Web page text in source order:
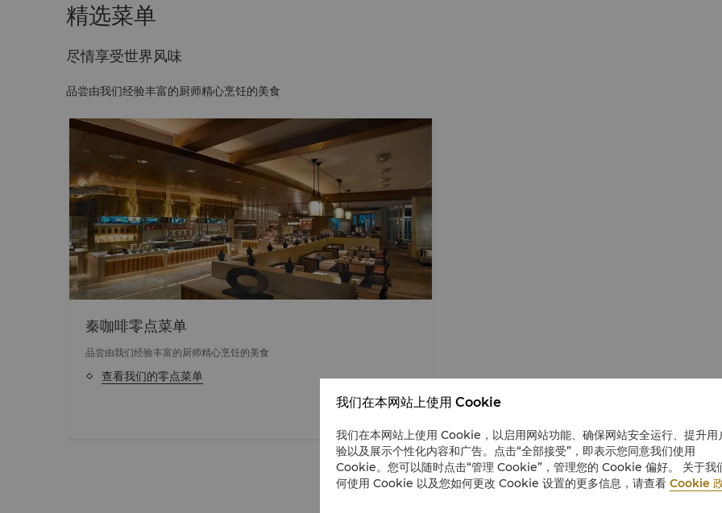
精选菜单
尽情享受世界风味
品尝由我们经验丰富的厨师精心烹饪的美食
秦咖啡零点菜单
品尝由我们经验丰富的厨师精心烹饪的美食
查看我们的零点菜单
我们在本网站上使用 Cookie
我们在本网站上使用 Cookie，以启用网站功能、确保网站安全运行、提升用
验以及展示个性化内容和广告。点击“全部接受”，即表示您同意我们使用
Cookie。您可以随时点击“管理 Cookie”，管理您的 Cookie 偏好。 关于我
何使用 Cookie 以及您如何更改 Cookie 设置的更多信息，请查看 Cookie